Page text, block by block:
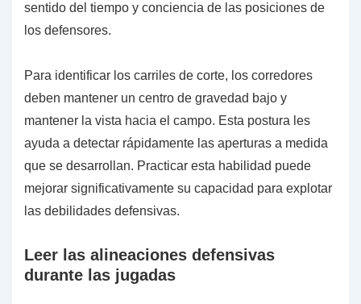
sentido del tiempo y conciencia de las posiciones de
los defensores.
Para identificar los carriles de corte, los corredores
deben mantener un centro de gravedad bajo y
mantener la vista hacia el campo. Esta postura les
ayuda a detectar rápidamente las aperturas a medida
que se desarrollan. Practicar esta habilidad puede
mejorar significativamente su capacidad para explotar
las debilidades defensivas.
Leer las alineaciones defensivas
durante las jugadas